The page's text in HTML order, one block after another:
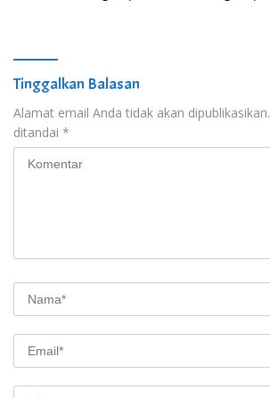
Tinggalkan Balasan
Alamat email Anda tidak akan dipublikasikan.
ditandai *